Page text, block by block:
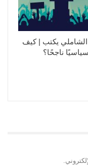
الشاملي يكتب | كيف
ناجحًا؟